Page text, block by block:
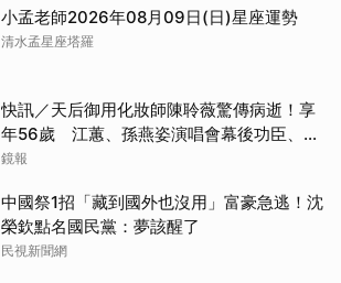
小孟老師2026年08月09日(日)星座運勢
清水孟星座塔羅
快訊／天后御用化妝師陳聆薇驚傳病逝！享
年56歲 江蕙、孫燕姿演唱會幕後功臣、蔡
健雅崩潰難接受
鏡報
中國祭1招「藏到國外也沒用」富豪急逃！沈
榮欽點名國民黨：夢該醒了
民視新聞網